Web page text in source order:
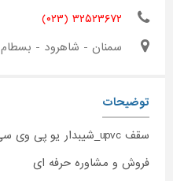
۳۲۵۲۳۶۷۲ (۰۲۳)
سمنان - شاهرود - بسطام
توضیحات
سقف upvc_شیبدار یو پی وی سی طرح آندوویلا (اندوبام)
فروش و مشاوره حرفه ای